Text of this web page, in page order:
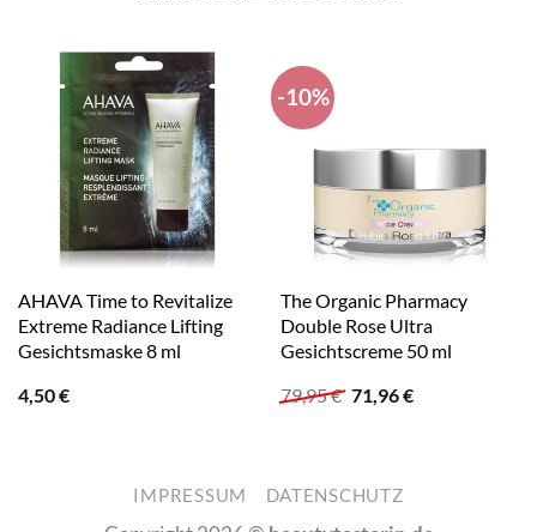
AHAVA Time to Revitalize
Extreme Radiance Lifting
Gesichtsmaske 8 ml
4,50€
-10%
The Organic Pharmacy
Double Rose Ultra
Gesichtscreme 50 ml
79,95€ Ursprünglicher
71,96€Aktueller
IMPRESSUM DATENSCHUTZ